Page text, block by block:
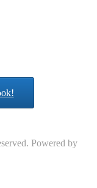
Powered by